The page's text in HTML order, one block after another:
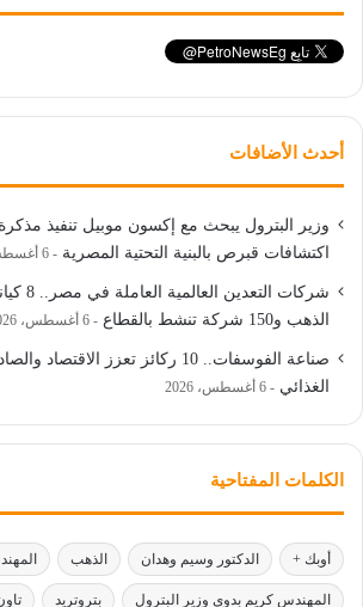
أحدث الأضافات
وزير البترول يبحث مع إكسون موبيل تنفيذ
اكتشافات قبرص بالبنية التحتية المصرية
6 أغسطس، 2026
شركات
الذهب و150 شركة تنشط بالقطاع
6 أغسطس، 2026
صناعة الفوسفات.. 10 ركائز تعزز
الغذائي
6 أغسطس، 2026
الكلمات المفتاحية
أوبك + الدكتور وسيم وهدان الذهب
المهندس كريم بدوي وزير البترول بتروتريد